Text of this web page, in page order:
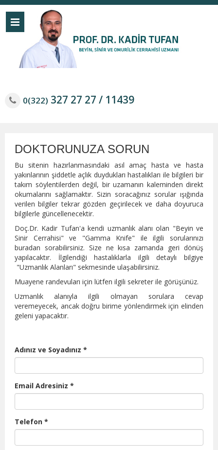
0(322) 327 27 27 / 11439
DOKTORUNUZA SORUN
Bu sitenin hazırlanmasındaki asıl amaç hasta ve hasta
yakınlarının şiddetle açlık duydukları hastalıkları ile bilgileri bir
takım söylentilerden değil, bir uzamanın kaleminden direkt
okumalarını sağlamaktır. Sizin soracağınız sorular ışığında
verilen bilgiler tekrar gözden geçirilecek ve daha doyuruca
bilgilerle güncellenecektir.
Doç.Dr. Kadir Tufan'a kendi uzmanlık alanı olan "Beyin ve
Sinir Cerrahisi" ve "Gamma Knife" ile ilgili sorularınızı
buradan sorabilirsiniz. Size ne kısa zamanda geri dönüş
yapılacaktır. İlgilendiği hastalıklarla ilgili detaylı bilgiye
"Uzmanlık Alanları" sekmesinde ulaşabilirsiniz.
Muayene randevuları için lütfen ilgili sekreter ile görüşünüz.
Uzmanlık alanıyla ilgili olmayan sorulara cevap
veremeyecek, ancak doğru birime yönlendirmek için elinden
geleni yapacaktır.
Adınız ve Soyadınız *
Email Adresiniz *
Telefon *